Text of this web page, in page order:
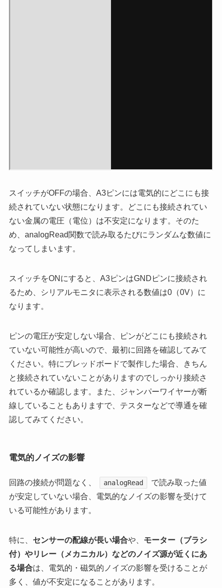
スイッチがOFFの場合、A3ピンには電気的にどこにも接
続されていない状態になります。どこにも接続されてい
ない金属の電圧（電位）は不安定になります。そのた
め、analogRead関数で読み取るたびにランダムな数値に
なってしまいます。
スイッチをONにすると、A3ピンはGNDピンに接続され
るため、シリアルモニタに表示される数値は0（0V）に
なります。
ピンの電圧が安定しない場合、ピンがどこにも接続され
ていない可能性が高いので、最初に回路を確認してみて
ください。特にブレッドボードで製作した場合、きちん
と接続されていないことがありますのでしっかり接続さ
れているか確認します。また、ジャンパーワイヤーが断
線していることもありますで、テスターなどで導通を確
認してみてください。
電気的ノイズの影響
回路の接続が問題なく、 analogRead
で読み取った値
が安定していない場合、電気的なノイズの影響を受けて
いる可能性があります。
特に、 センサーの配線が長い場合や、 モーター（ブラシ
付）やリレー（メカニカル）などのノイズ源が近くにあ
る場合は、電気的・磁気的ノイズの影響を受けることが
多く、値が不安定になることがあります。